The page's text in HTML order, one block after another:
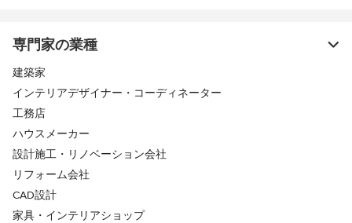
専門家の業種
建築家
インテリアデザイナー・コーディネーター
工務店
ハウスメーカー
設計施工・リノベーション会社
リフォーム会社
CAD設計
家具・インテリアショップ